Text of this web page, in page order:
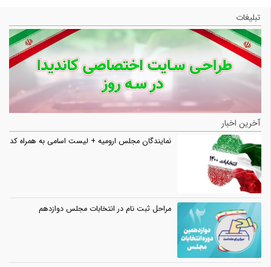
تبلیغات
آخرین اخبار
نمایندگان مجلس ارومیه + لیست اسامی به همراه کد
مراحل ثبت نام در انتخابات مجلس دوازدهم